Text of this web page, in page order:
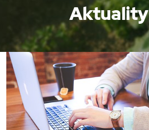
Aktuality